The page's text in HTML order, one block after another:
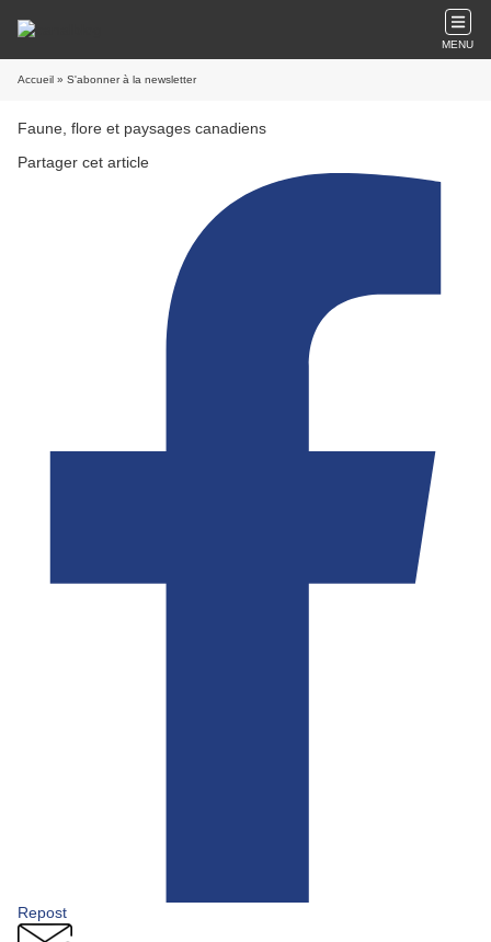
MENU
Accueil » S'abonner à la newsletter
Faune, flore et paysages canadiens
Partager cet article
Repost